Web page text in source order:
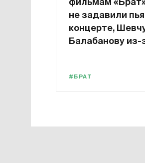
не задавили
концерте,
Балабанову из-
#БРАТ